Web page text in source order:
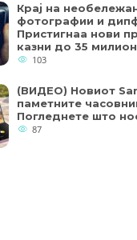
Крај на
фотографии и
Пристигнаа нови
казни до 35
103
(ВИДЕО) Новиот
паметните
Погледнете што
87